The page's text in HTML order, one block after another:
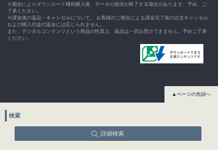
※都合によりダウンロード権利購入後、データの提供が終了する場合があります。予め、ご
了承ください。
※課金後の返品・キャンセルについて、 お客様のご都合による課金完了後の注文キャンセル
および購入代金の返金には応じられません。
また、デジタルコンテンツという商品の性質上、返品は一切お受けできません。予めご了承
ください。
▲ページの先頭へ
検索
詳細検索